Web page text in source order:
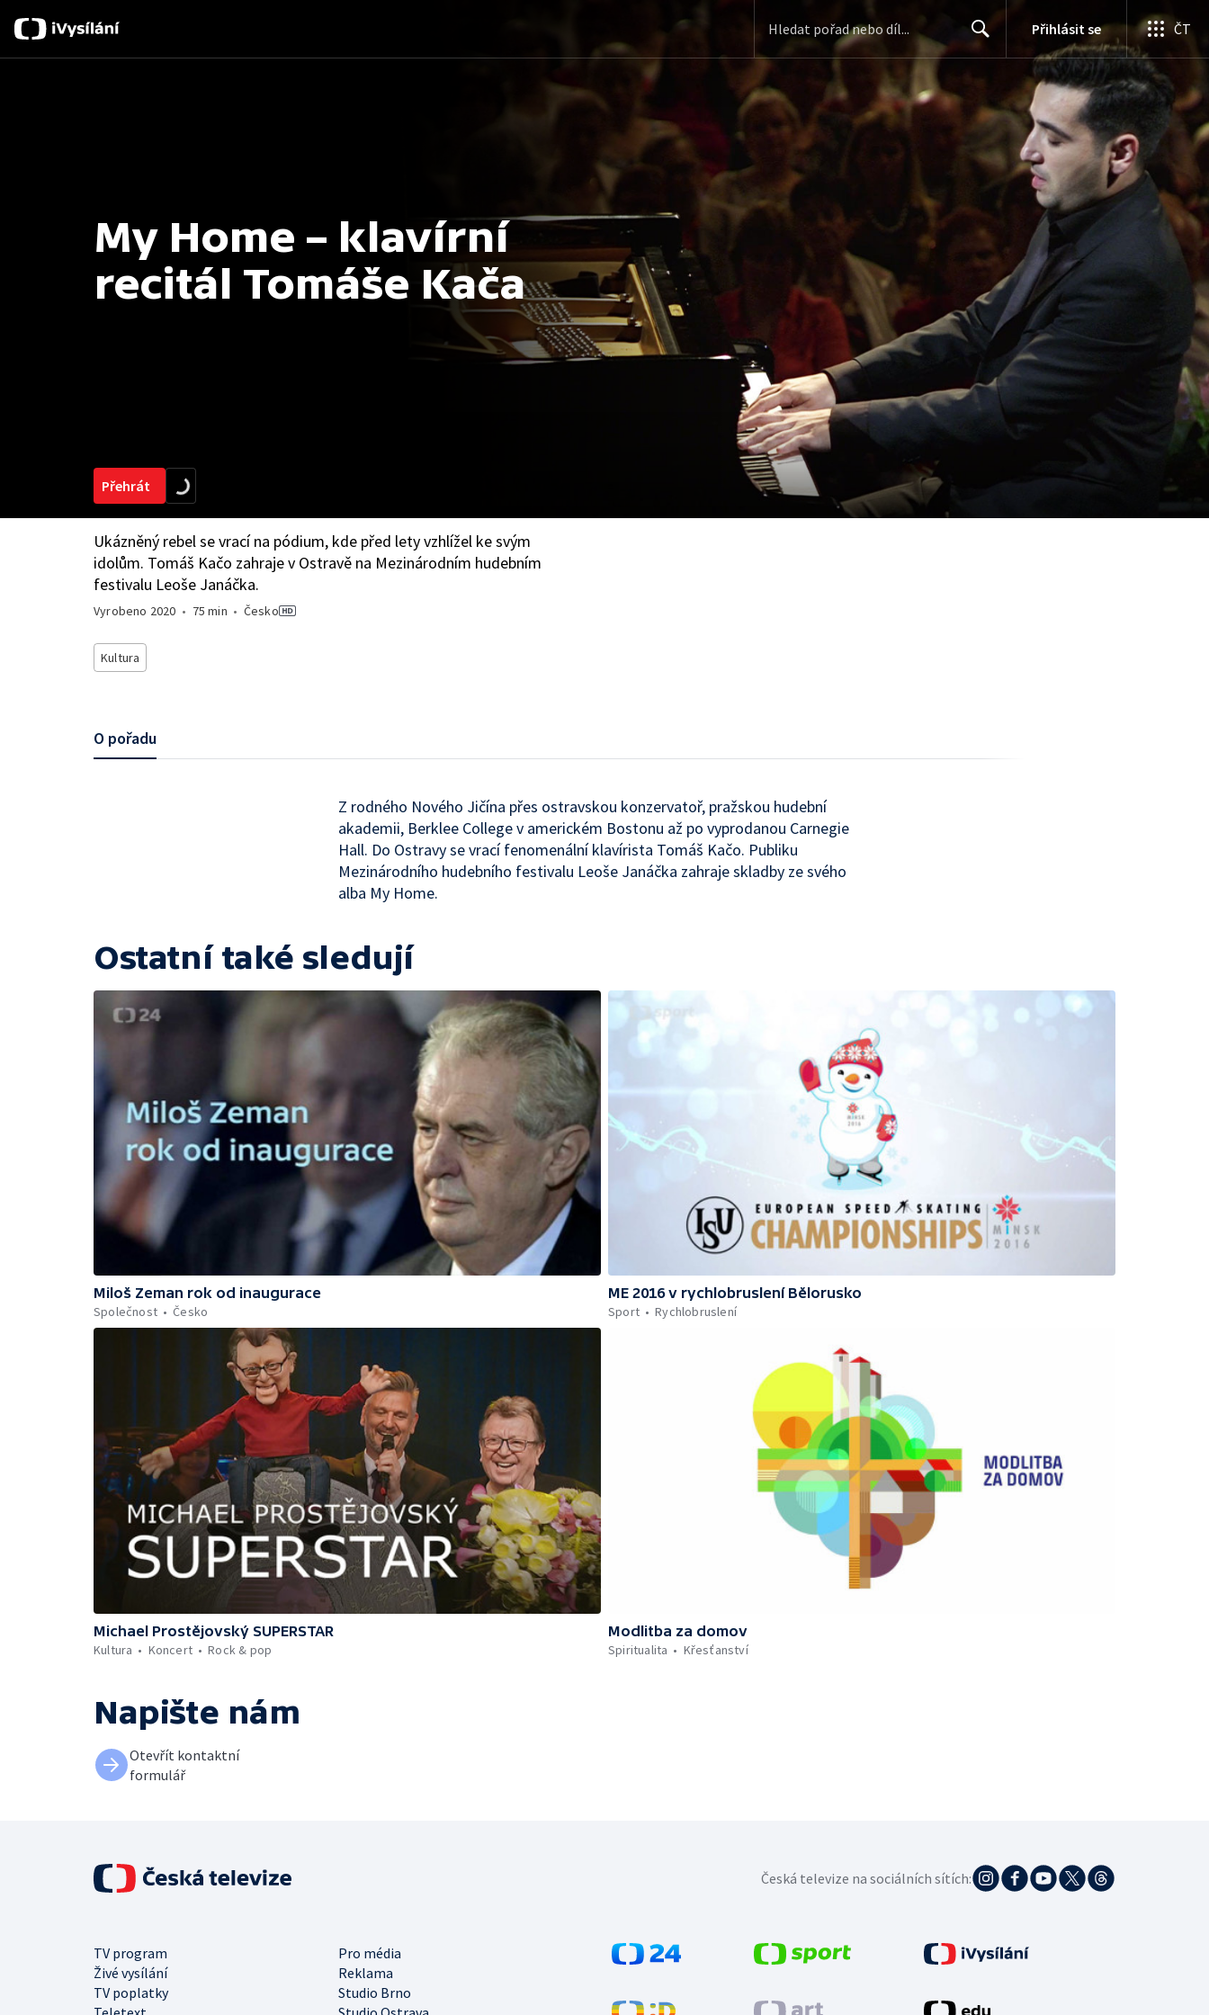
Přihlásit se ČT
My Home – klavírní
recitál Tomáše Kača
Přehrát
Ukázněný rebel se vrací na pódium, kde před lety vzhlížel ke svým
idolům. Tomáš Kačo zahraje v Ostravě na Mezinárodním hudebním
festivalu Leoše Janáčka.
Vyrobeno 2020 • 75 min • Česko
Kultura
O pořadu
Z rodného Nového Jičína přes ostravskou konzervatoř, pražskou hudební
akademii, Berklee College v americkém Bostonu až po vyprodanou Carnegie
Hall. Do Ostravy se vrací fenomenální klavírista Tomáš Kačo. Publiku
Mezinárodního hudebního festivalu Leoše Janáčka zahraje skladby ze svého
alba My Home.
Ostatní také sledují
Miloš Zeman rok od inaugurace
Společnost
Česko
ME 2016 v rychlobruslení Bělorusko
Sport
Rychlobruslení
Michael Prostějovský SUPERSTAR
Kultura
Koncert Rock & pop
Modlitba za domov
Spiritualita
Křesťanství
Napište nám
Otevřít kontaktní
formulář
TV program
Pro média
Živé vysílání
Reklama
TV poplatky
Studio Brno
Česká televize na sociálních sítích: